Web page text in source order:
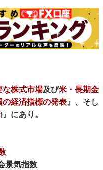
な株式市場及び米・長期金
の経済指標の発表』、そし
]』にあり。
景気指数